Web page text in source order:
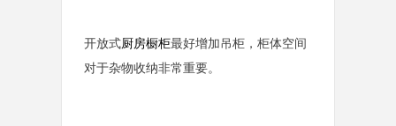
开放式厨房橱柜最好增加吊柜，柜体空间
对于杂物收纳非常重要。